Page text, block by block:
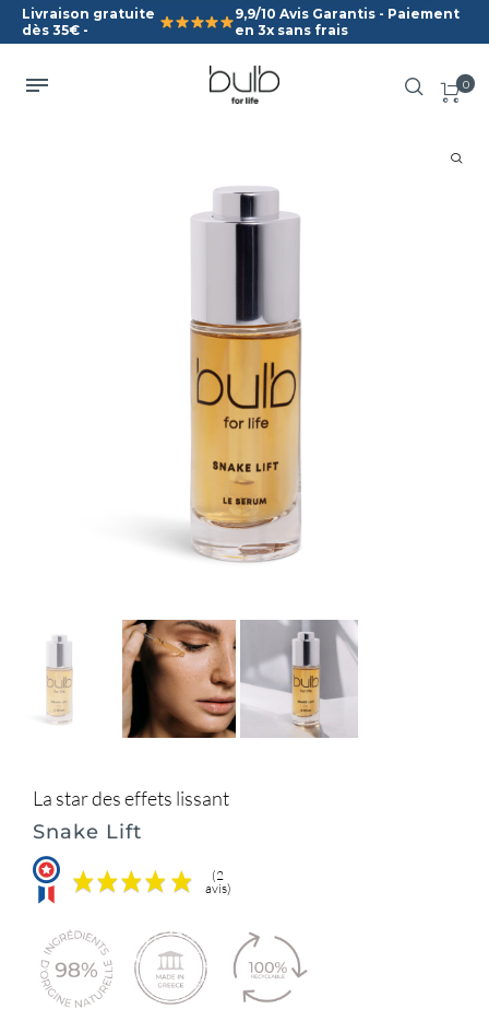
Livraison gratuite
dès 35€ -
9,9/10 Avis Garantis - Paiement
en 3x sans frais
0
La star des effets lissant
Snake Lift
(2
avis)